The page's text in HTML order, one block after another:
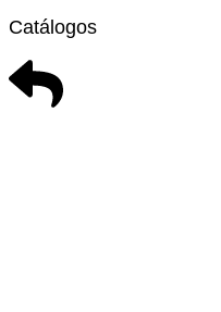
Catálogos